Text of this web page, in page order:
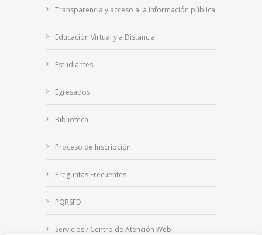
Transparencia y acceso a la información pública
Educación Virtual y a Distancia
Estudiantes
Egresados
Biblioteca
Proceso de Inscripción
Preguntas Frecuentes
PQRSFD
Servicios / Centro de Atención Web